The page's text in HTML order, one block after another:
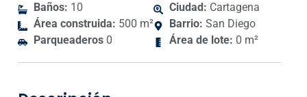
Baños: 10
Área construida: 500 m²
Parqueaderos 0
Ciudad: Cartagena
Barrio: San Diego
Área de lote: 0 m²